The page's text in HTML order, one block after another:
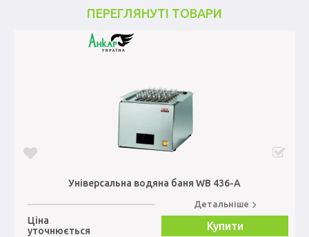
ПЕРЕГЛЯНУТІ ТОВАРИ
Універсальна водяна баня WB 436-A
Ціна
уточнюється
Детальніше
Купити